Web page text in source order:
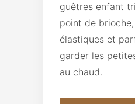
guêtres enfant
point de
élastiques et
garder les
au chaud.